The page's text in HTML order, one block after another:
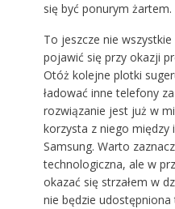
się być ponurym żartem.
To jeszcze nie
pojawić się przy okazji
Otóż kolejne plotki
ładować inne telefony
rozwiązanie jest już w
korzysta z niego między
Samsung. Warto
technologiczna, ale w
okazać się strzałem w
nie będzie